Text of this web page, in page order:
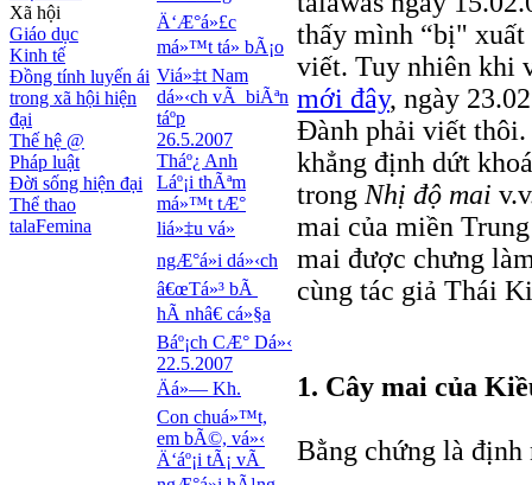
Xã hội
Giáo dục
Kinh tế
Đồng tính luyến ái
trong xã hội hiện
đại
Thế hệ @
Pháp luật
Đời sống hiện đại
Thể thao
talaFemina
Ä‘Æ°á»£c
má»™t tá» bÃ¡o
Viá»‡t Nam
dá»‹ch vÃ biÃªn
táº­p
26.5.2007
Tháº¿ Anh
Láº¡i thÃªm
má»™t tÆ°
liá»‡u vá»
ngÆ°á»i dá»‹ch
â€œTá»³ bÃ
hÃ nhâ€ cá»§a
Báº¡ch CÆ° Dá»‹
22.5.2007
Äá»— Kh.
Con chuá»™t,
em bÃ©, vá»‹
Ä‘áº¡i tÃ¡ vÃ
thấy mình “bị"
viết. Tuy nhiên khi
mới đây, ngày
Ðành phải viết thôi.
khẳng định dứt
trong Nhị độ mai
mai của miền
mai được chưng
cùng tác giả Thái
1. Cây mai của
Bằng chứng là